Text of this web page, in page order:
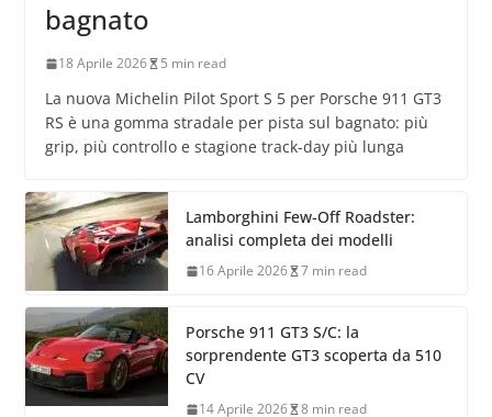
bagnato
18 Aprile 2026 5 min read
La nuova Michelin Pilot Sport S 5 per Porsche 911 GT3
RS è una gomma stradale per pista sul bagnato: più
grip, più controllo e stagione track-day più lunga
Lamborghini Few-Off Roadster:
analisi completa dei modelli
16 Aprile 2026 7 min read
Porsche 911 GT3 S/C: la
sorprendente GT3 scoperta da 510
CV
14 Aprile 2026 8 min read